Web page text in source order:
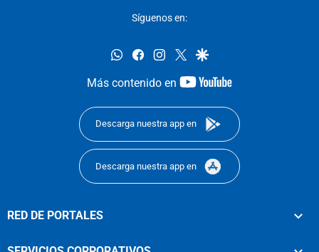
Síguenos en:
whatsappfacebookinstagram
twittergoogle
Más contenido en
youtube-
Descarga nuestra app en
Descarga nuestra app en
RED DE PORTALES